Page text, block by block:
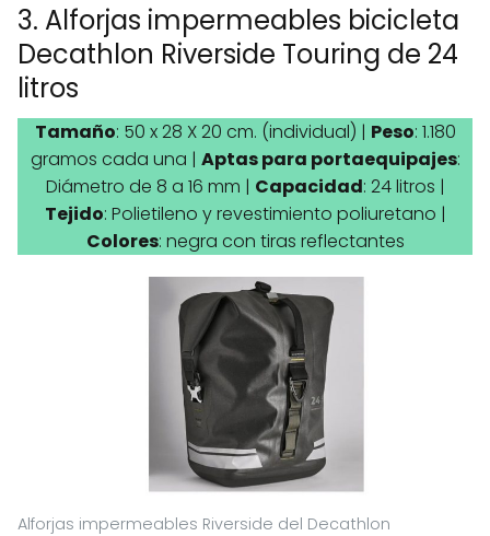
3. Alforjas impermeables bicicleta
Decathlon Riverside Touring de 24
litros
Tamaño: 50 x 28 X 20 cm. (individual) | Peso: 1.180
gramos cada una | Aptas para portaequipajes:
Diámetro de 8 a 16 mm | Capacidad: 24 litros |
Tejido: Polietileno y revestimiento poliuretano |
Colores: negra con tiras reflectantes
Alforjas impermeables Riverside del Decathlon